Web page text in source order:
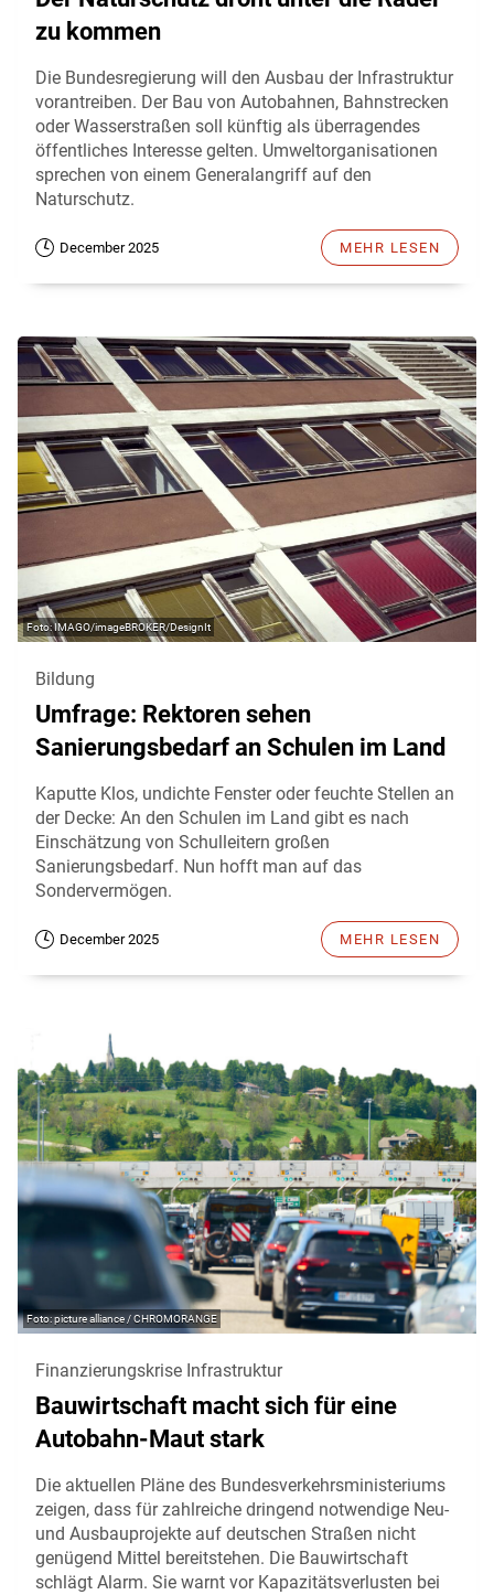
zu kommen
Die Bundesregierung will den Ausbau der Infrastruktur
vorantreiben. Der Bau von Autobahnen, Bahnstrecken
oder Wasserstraßen soll künftig als überragendes
öffentliches Interesse gelten. Umweltorganisationen
sprechen von einem Generalangriff auf den
Naturschutz.
December 2025 MEHR LESEN
IMAGO/imageBROKER/DesignIt
Bildung
Umfrage: Rektoren sehen
Sanierungsbedarf an Schulen im Land
Kaputte Klos, undichte Fenster oder feuchte Stellen an
der Decke: An den Schulen im Land gibt es nach
Einschätzung von Schulleitern großen
Sanierungsbedarf. Nun hofft man auf das
Sondervermögen.
December 2025 MEHR LESEN
picture alliance / CHROMORANGE
Finanzierungskrise Infrastruktur
Bauwirtschaft macht sich für eine
Autobahn-Maut stark
Die aktuellen Pläne des Bundesverkehrsministeriums
zeigen, dass für zahlreiche dringend notwendige Neu-
und Ausbauprojekte auf deutschen Straßen nicht
genügend Mittel bereitstehen. Die Bauwirtschaft
schlägt Alarm. Sie warnt vor Kapazitätsverlusten bei